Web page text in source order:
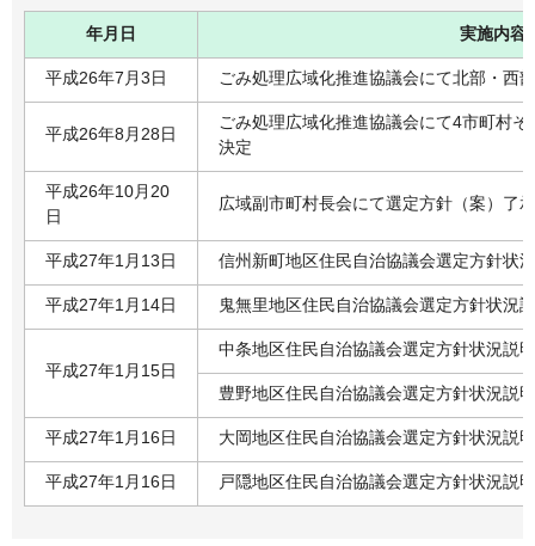
年月日 実施内容
平成26年7月3日 ごみ処理広域化推進協議会にて北部・西
平成26年8月28日
ごみ処理広域化推進協議会にて4市町村
決定
平成26年10月20
日
広域副市町村長会にて選定方針（案）了承
平成27年1月13日 信州新町地区住民自治協議会選定方針状
平成27年1月14日 鬼無里地区住民自治協議会選定方針状況
平成27年1月15日
中条地区住民自治協議会選定方針状況説
豊野地区住民自治協議会選定方針状況説
平成27年1月16日 大岡地区住民自治協議会選定方針状況説
平成27年1月16日 戸隠地区住民自治協議会選定方針状況説